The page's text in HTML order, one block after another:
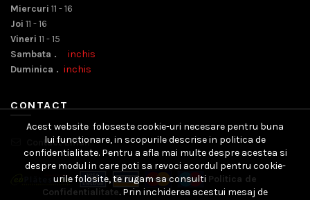
Miercuri 11 - 16
Joi 11 - 16
Vineri 11 - 15
Sambata . inchis
Duminica . inchis
CONTACT
Contact Email
Acest website foloseste cookie-uri necesare pentru buna
lui functionare, in scopurile descrise in politica de
confidentialitate. Pentru a afla mai multe despre acestea si
despre modul in care poti sa revoci acordul pentru cookie-
urile folosite, te rugam sa consulti Politica de
Confidentialitate. Prin inchiderea acestui mesaj de